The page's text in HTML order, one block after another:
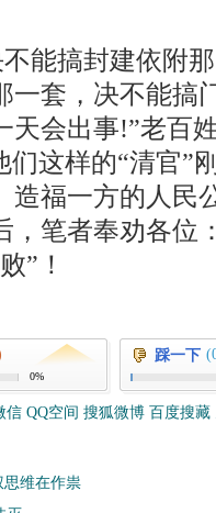
能搞封建依附
一套，决不能搞
天会出事!”老百
们这样的“清官”
造福一方的人民
，笔者奉劝各位
”！
0%
踩一下
信 QQ空间 搜狐微博 百度搜藏
思维在作祟